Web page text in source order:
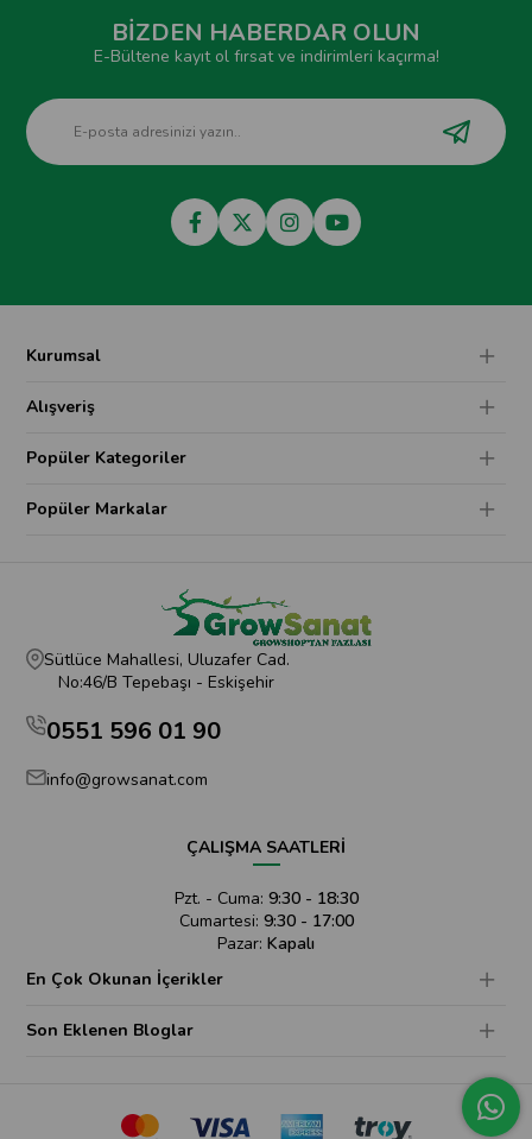
BİZDEN HABERDAR OLUN
E-Bültene kayıt ol fırsat ve indirimleri kaçırma!
Kurumsal
Alışveriş
Popüler Kategoriler
Popüler Markalar
Sütlüce Mahallesi, Uluzafer Cad.
No:46/B Tepebaşı - Eskişehir
0551 596 01 90
info@growsanat.com
ÇALIŞMA SAATLERİ
Pzt. - Cuma: 9:30 - 18:30
Cumartesi: 9:30 - 17:00
Pazar: Kapalı
En Çok Okunan İçerikler
Son Eklenen Bloglar